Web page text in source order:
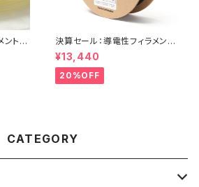
ント
決算セール：導電性フィラメント
『Electrically Conductive C
omposite PLA 』
¥13,440
20%OFF
CATEGORY